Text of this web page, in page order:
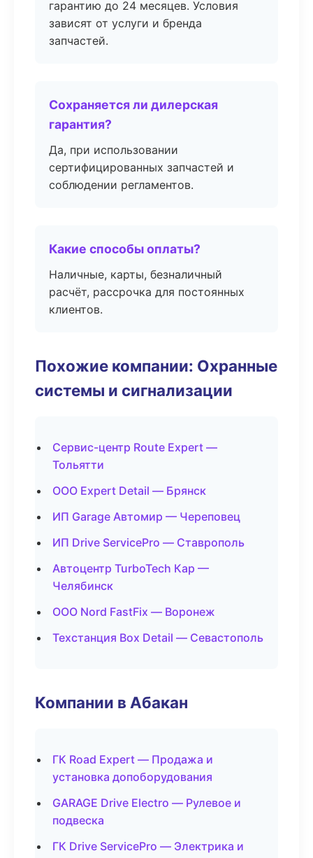
гарантию до 24 месяцев. Условия
зависят от услуги и бренда
запчастей.
Сохраняется ли дилерская
гарантия?
Да, при использовании
сертифицированных запчастей и
соблюдении регламентов.
Какие способы оплаты?
Наличные, карты, безналичный
расчёт, рассрочка для постоянных
клиентов.
Похожие компании: Охранные
системы и сигнализации
Сервис-центр Route Expert —
Тольятти
ООО Expert Detail — Брянск
ИП Garage Автомир — Череповец
ИП Drive ServicePro — Ставрополь
Автоцентр TurboTech Кар —
Челябинск
ООО Nord FastFix — Воронеж
Техстанция Box Detail — Севастополь
Компании в Абакан
ГК Road Expert — Продажа и
установка допоборудования
GARAGE Drive Electro — Рулевое и
подвеска
ГК Drive ServicePro — Электрика и